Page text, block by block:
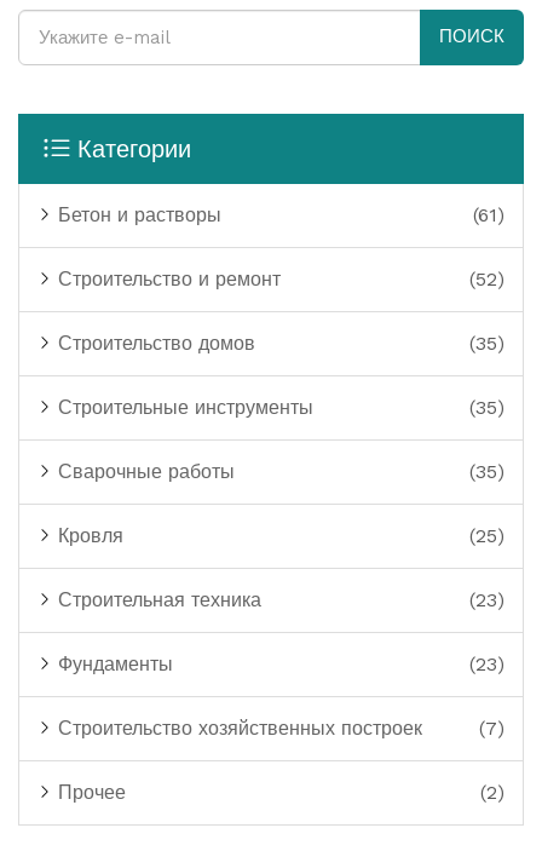
ПОИСК
Категории
Бетон и растворы (61)
Строительство и ремонт (52)
Строительство домов (35)
Строительные инструменты (35)
Сварочные работы (35)
Кровля (25)
Строительная техника (23)
Фундаменты (23)
Строительство хозяйственных построек (7)
Прочее (2)